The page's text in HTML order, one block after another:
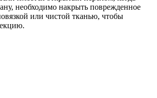
необходимо накрыть поврежденное
или чистой тканью, чтобы